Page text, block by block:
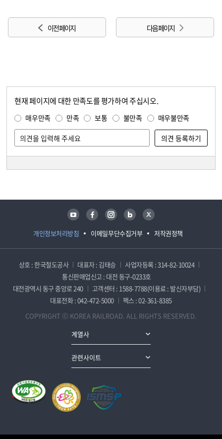
이전 페이지 다음 페이지
현재 페이지에 대한 만족도를 평가하여 주십시오.
매우만족 만족 보통 불만족 매우불만족
개인정보처리방침 이메일무단수집거부 저작권정책
유튜브 페이스북 인스타그램 블로그 트위터
상호 : 한국철도공사 대표자 : 김태승
사업자등록 : 314-82-10024
통신판매업신고 : 대전 동구-0233호
대전광역시 동구 중앙로 240
고객센터 : 1588-7788(이용료 : 발신자부담)
대표전화 : 042-472-5000
팩스 : 02-361-8385
COPYRIGHT ⓒ KOREA RAILROAD. ALL RIGHTS RESERVED.
계열사
관련사이트